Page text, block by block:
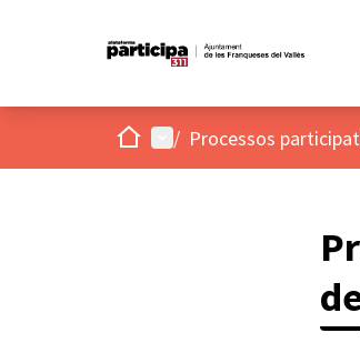
Inici Menú principal
/ Processos